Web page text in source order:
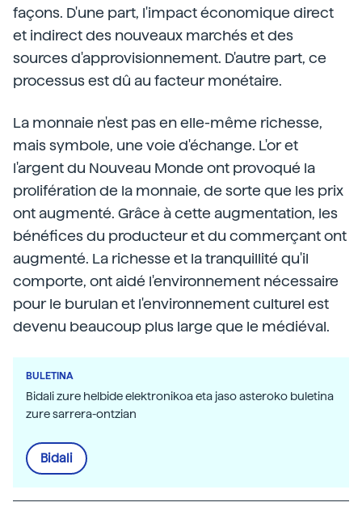
façons. D'une part, l'impact économique direct
et indirect des nouveaux marchés et des
sources d'approvisionnement. D'autre part, ce
processus est dû au facteur monétaire.
La monnaie n'est pas en elle-même richesse,
mais symbole, une voie d'échange. L'or et
l'argent du Nouveau Monde ont provoqué la
prolifération de la monnaie, de sorte que les prix
ont augmenté. Grâce à cette augmentation, les
bénéfices du producteur et du commerçant ont
augmenté. La richesse et la tranquillité qu'il
comporte, ont aidé l'environnement nécessaire
pour le burulan et l'environnement culturel est
devenu beaucoup plus large que le médiéval.
BULETINA
Bidali zure helbide elektronikoa eta jaso asteroko buletina
zure sarrera-ontzian
Bidali